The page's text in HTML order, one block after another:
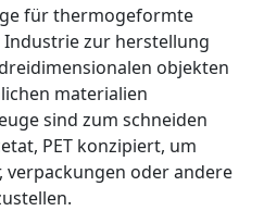
für thermogeformte
zur herstellung
objekten
materialien
sind zum schneiden
PET konzipiert, um
verpackungen oder andere